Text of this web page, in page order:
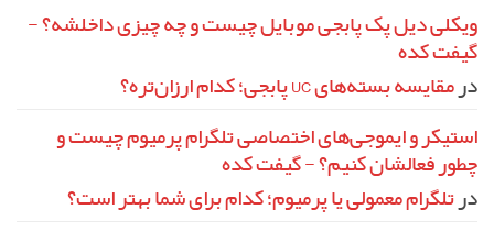
کنیم؟
واقعی
در
برابر
کلاهبرداری‌های
ویکلی دیل پک پابجی موبایل چیست و چه چیزی داخلشه؟ -
گیفت کده
درمقایسه بسته‌های UC پابجی؛ کدام ارزان‌تره؟
استیکر و ایموجی‌های اختصاصی تلگرام پرمیوم چیست و
چطور فعالشان کنیم؟ - گیفت کده
درتلگرام معمولی یا پرمیوم؛ کدام برای شما بهتر است؟